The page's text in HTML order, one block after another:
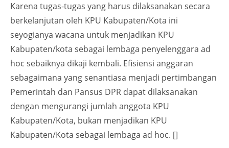
Karena tugas-tugas yang harus dilaksanakan secara
berkelanjutan oleh KPU Kabupaten/Kota ini
seyogianya wacana untuk menjadikan KPU
Kabupaten/kota sebagai lembaga penyelenggara ad
hoc sebaiknya dikaji kembali. Efisiensi anggaran
sebagaimana yang senantiasa menjadi pertimbangan
Pemerintah dan Pansus DPR dapat dilaksanakan
dengan mengurangi jumlah anggota KPU
Kabupaten/Kota, bukan menjadikan KPU
Kabupaten/Kota sebagai lembaga ad hoc. []